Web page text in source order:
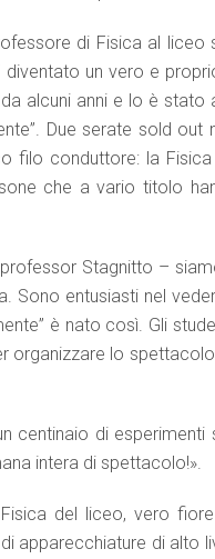
di Fisica al liceo
diventato un vero e
alcuni anni e lo è
Due serate sold
filo conduttore: la
che a vario titolo
Stagnitto –
Sono entusiasti nel
è nato così. Gli
organizzare lo
centinaio di
intera di spettacolo!».
del liceo, vero fiore
apparecchiature di